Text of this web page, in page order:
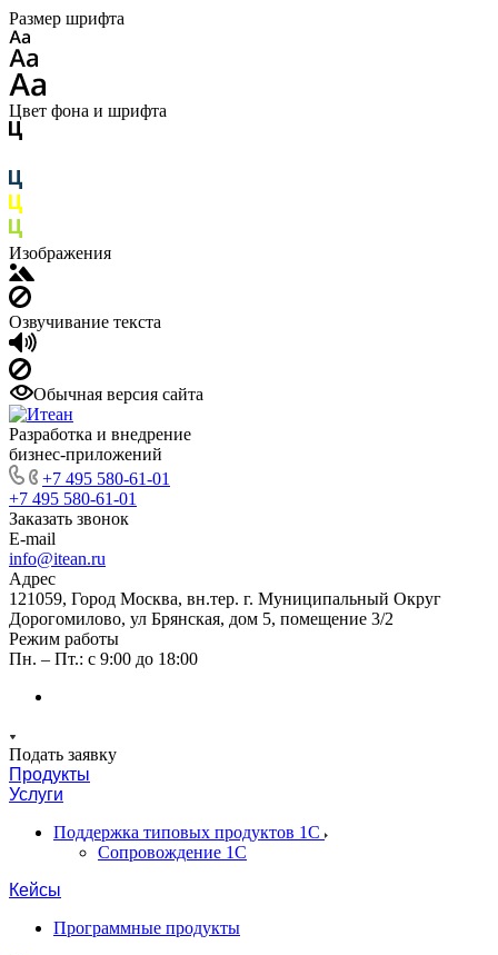
Размер шрифта
Цвет фона и шрифта
Изображения
Озвучивание текста
Обычная версия сайта
Разработка и внедрение
бизнес-приложений
+7 495 580-61-01
+7 495 580-61-01
Заказать звонок
E-mail
info@itean.ru
Адрес
121059, Город Москва, вн.тер. г. Муниципальный Округ
Дорогомилово, ул Брянская, дом 5, помещение 3/2
Режим работы
Пн. – Пт.: с 9:00 до 18:00
Подать заявку
Продукты
Услуги
Поддержка типовых продуктов 1С
Сопровождение 1С
Кейсы
Программные продукты